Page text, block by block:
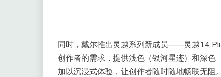
同时，戴尔推出灵越系列新成员——灵越14
创作者的需求，提供浅色（银河星迹）和深
加以沉浸式体验，让创作者随时随地畅联无